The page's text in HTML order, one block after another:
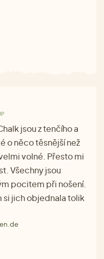
jsou z tenčího a
o něco těsnější než
volné. Přesto mi
Všechny jsou
pocitem při nošení.
si jich objednala tolik